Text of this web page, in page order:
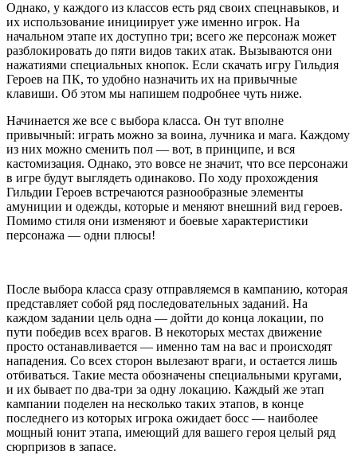
Однако, у каждого из классов есть ряд своих спецнавыков, и
их использование инициирует уже именно игрок. На
начальном этапе их доступно три; всего же персонаж может
разблокировать до пяти видов таких атак. Вызываются они
нажатиями специальных кнопок. Если скачать игру Гильдия
Героев на ПК, то удобно назначить их на привычные
клавиши. Об этом мы напишем подробнее чуть ниже.
Начинается же все с выбора класса. Он тут вполне
привычный: играть можно за воина, лучника и мага. Каждому
из них можно сменить пол — вот, в принципе, и вся
кастомизация. Однако, это вовсе не значит, что все персонажи
в игре будут выглядеть одинаково. По ходу прохождения
Гильдии Героев встречаются разнообразные элементы
амуниции и одежды, которые и меняют внешний вид героев.
Помимо стиля они изменяют и боевые характеристики
персонажа — одни плюсы!
После выбора класса сразу отправляемся в кампанию, которая
представляет собой ряд последовательных заданий. На
каждом задании цель одна — дойти до конца локации, по
пути победив всех врагов. В некоторых местах движение
просто останавливается — именно там на вас и происходят
нападения. Со всех сторон вылезают враги, и остается лишь
отбиваться. Такие места обозначены специальными кругами,
и их бывает по два-три за одну локацию. Каждый же этап
кампании поделен на несколько таких этапов, в конце
последнего из которых игрока ожидает босс — наиболее
мощный юнит этапа, имеющий для вашего героя целый ряд
сюрпризов в запасе.